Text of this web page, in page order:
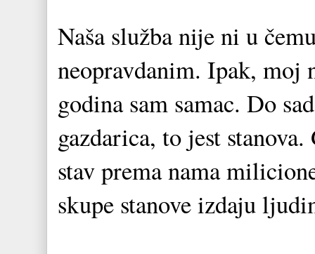
Naša služba nije ni u
neopravdanim. Ipak, moj
godina sam samac. Do
gazdarica, to jest
stav prema nama
skupe stanove izdaju